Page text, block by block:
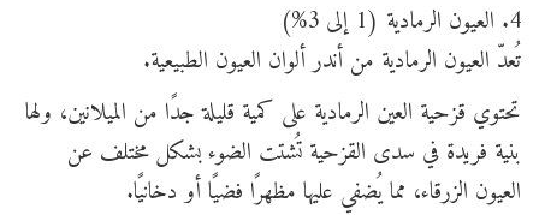
4. العيون الرمادية (1 إلى 3%)
تُعدّ العيون الرمادية من أندر ألوان العيون الطبيعية.
تحتوي قزحية العين الرمادية على كمية قليلة جدًا من الميلانين، ولها
بنية فريدة في سدى القزحية تُشتت الضوء بشكل مختلف عن
العيون الزرقاء، مما يُضفي عليها مظهرًا فضيًا أو دخانيًا.